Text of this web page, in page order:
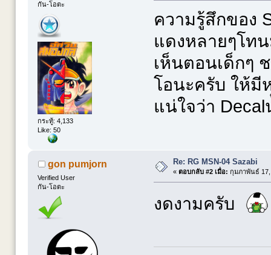
กัน-โอตะ
กระทู้: 4,133
Like: 50
ความรู้สึกของ
แดงหลายๆโท
เห็นตอนเด็กๆ
โอนะครับ ให้มี
แน่ใจว่า
gon pumjorn
Verified User
กัน-โอตะ
Re: RG MSN-04 Sazabi
« ตอบกลับ #2 เมื่อ: กุมภาพันธ์ 17,
งดงามครับ